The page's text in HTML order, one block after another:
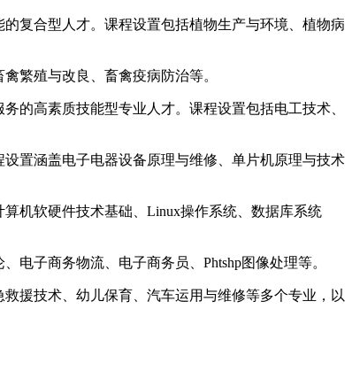
复合型人才。课程设置包括植物生产与环境、植物病
繁殖与改良、畜禽疫病防治等。
的高素质技能型专业人才。课程设置包括电工技术、
置涵盖电子电器设备原理与维修、单片机原理与技术
机软硬件技术基础、Linux操作系统、数据库系统
子商务物流、电子商务员、Phtshp图像处理等。
援技术、幼儿保育、汽车运用与维修等多个专业，以